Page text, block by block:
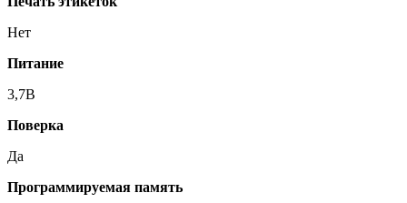
Нет
Питание
3,7В
Поверка
Да
Программируемая память